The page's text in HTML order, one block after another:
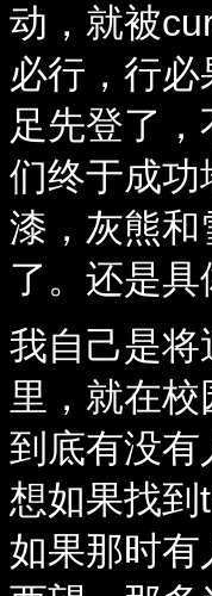
动，就被
必行，行
足先登了
们终于成
漆，灰熊
了。还是
我自己是
里，就在
到底有没
想如果找
如果那时